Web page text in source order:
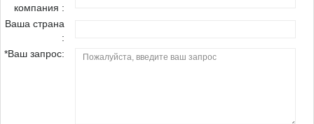
компания :
Ваша страна
:
*Ваш запрос: